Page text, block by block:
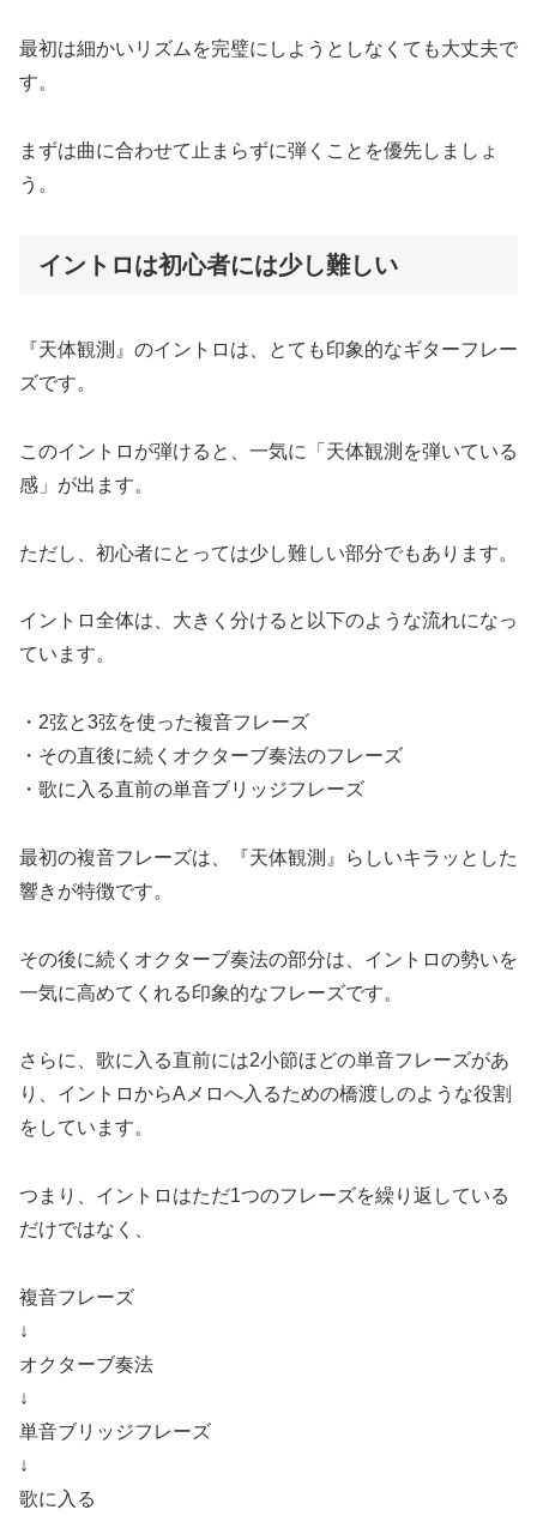
最初は細かいリズムを完璧にしようとしなくても大丈夫で
す。
まずは曲に合わせて止まらずに弾くことを優先しましょ
う。
イントロは初心者には少し難しい
『天体観測』のイントロは、とても印象的なギターフレー
ズです。
このイントロが弾けると、一気に「天体観測を弾いている
感」が出ます。
ただし、初心者にとっては少し難しい部分でもあります。
イントロ全体は、大きく分けると以下のような流れになっ
ています。
・2弦と3弦を使った複音フレーズ
・その直後に続くオクターブ奏法のフレーズ
・歌に入る直前の単音ブリッジフレーズ
最初の複音フレーズは、『天体観測』らしいキラッとした
響きが特徴です。
その後に続くオクターブ奏法の部分は、イントロの勢いを
一気に高めてくれる印象的なフレーズです。
さらに、歌に入る直前には2小節ほどの単音フレーズがあ
り、イントロからAメロへ入るための橋渡しのような役割
をしています。
つまり、イントロはただ1つのフレーズを繰り返している
だけではなく、
複音フレーズ
↓
オクターブ奏法
↓
単音ブリッジフレーズ
↓
歌に入る